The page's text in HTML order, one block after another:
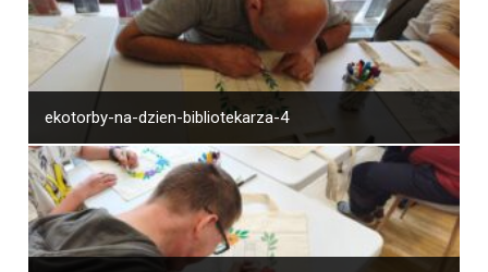
ekotorby-na-dzien-bibliotekarza-4